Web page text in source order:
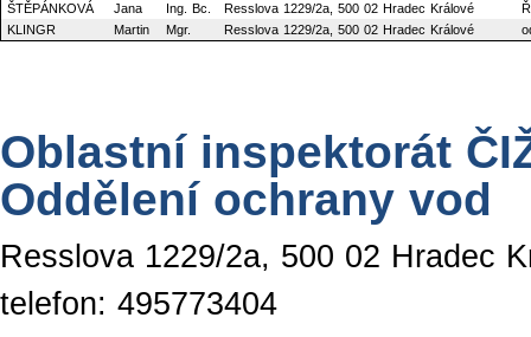
ŠTĚPÁNKOVÁ
Jana Ing. Bc. Resslova 1229/2a, 500 02 Hradec Králové
KLINGR
Martin Mgr. Resslova 1229/2a, 500 02 Hradec Králové
Oblastní inspektorát
Oddělení ochrany vod
Resslova 1229/2a, 500 02 Hradec
telefon: 495773404